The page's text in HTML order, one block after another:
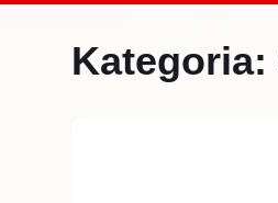
Kategoria: